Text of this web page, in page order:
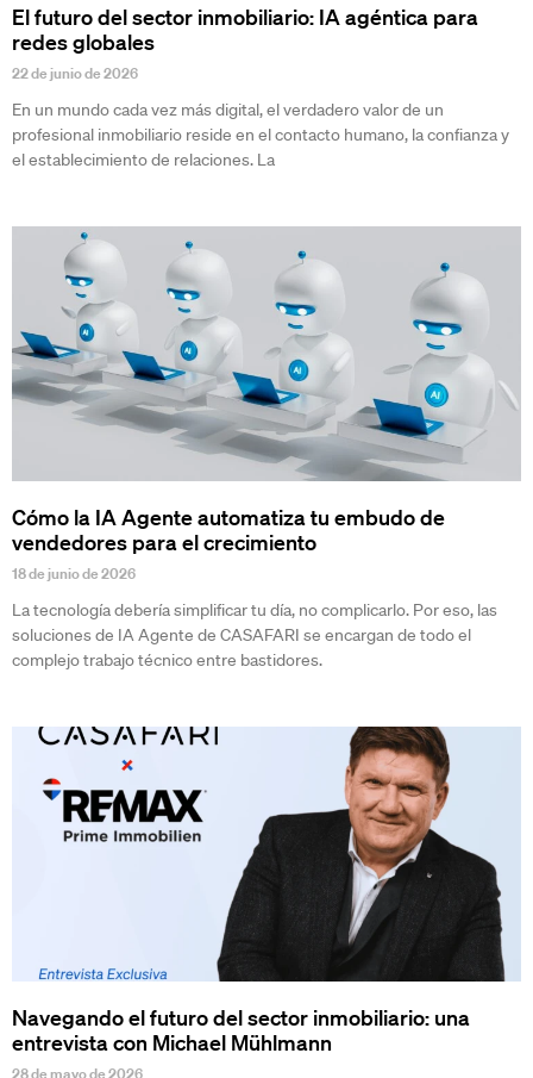
El futuro del sector inmobiliario: IA agéntica para
redes globales
22 de junio de 2026
En un mundo cada vez más digital, el verdadero valor de un
profesional inmobiliario reside en el contacto humano, la confianza y
el establecimiento de relaciones. La
Cómo la IA Agente automatiza tu embudo de
vendedores para el crecimiento
18 de junio de 2026
La tecnología debería simplificar tu día, no complicarlo. Por eso, las
soluciones de IA Agente de CASAFARI se encargan de todo el
complejo trabajo técnico entre bastidores.
Navegando el futuro del sector inmobiliario: una
entrevista con Michael Mühlmann
28 de mayo de 2026